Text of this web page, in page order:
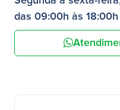
das 09:00h às 18:00h